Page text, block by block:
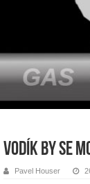
Vodík by se
Pavel Houser